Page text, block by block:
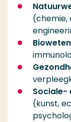
(chemie,
Sociale-
(kunst,